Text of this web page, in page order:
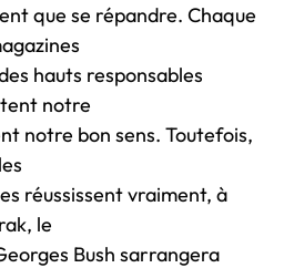
que se répandre. Chaque
hauts responsables
notre
notre bon sens. Toutefois,
réussissent vraiment, à
le
Bush sarrangera